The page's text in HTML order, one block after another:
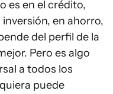
es en el crédito,
en ahorro,
del perfil de la
Pero es algo
a todos los
puede